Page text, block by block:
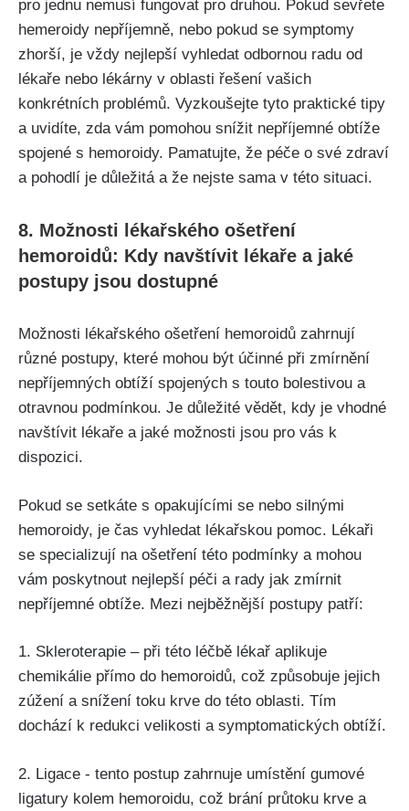
pro jednu nemusí fungovat pro druhou.⁣ Pokud sevřete
hemeroidy nepříjemně,‍ nebo pokud se ⁤symptomy ​
zhorší, ⁤je⁢ vždy nejlepší vyhledat odbornou radu od
lékaře nebo​ lékárny v oblasti řešení vašich
‌konkrétních⁢ problémů. Vyzkoušejte tyto praktické tipy
a uvidíte, zda vám⁢ pomohou snížit nepříjemné obtíže
spojené s hemoroidy. Pamatujte, že péče o své zdraví
a pohodlí je ‍důležitá a že⁣ nejste sama v​ této situaci.
8.⁤ Možnosti lékařského ošetření
hemoroidů: Kdy‌ navštívit lékaře a jaké
postupy jsou dostupné
Možnosti lékařského ošetření hemoroidů zahrnují
různé ‍postupy, které⁣ mohou být účinné při zmírnění
nepříjemných ⁤obtíží spojených ⁤s touto bolestivou ‌a
otravnou podmínkou. Je důležité vědět, kdy je vhodné⁣
navštívit lékaře a jaké⁣ možnosti jsou pro‌ vás​ k⁤
dispozici.
Pokud se setkáte s opakujícími se​ nebo silnými
hemoroidy,‌ je čas vyhledat lékařskou pomoc. Lékaři⁣
se specializují na ošetření této podmínky a mohou
vám poskytnout nejlepší⁢ péči a ‌rady jak zmírnit
nepříjemné obtíže. Mezi nejběžnější‍ postupy ⁣patří:
1. Skleroterapie – ⁤při této léčbě lékař​ aplikuje
‌chemikálie přímo do hemoroidů,​ což způsobuje‌ jejich
zúžení ‍a​ snížení toku krve do této oblasti. Tím
dochází ⁤k ⁢redukci ⁣velikosti⁤ a symptomatických obtíží.
2. Ligace ‌- tento⁢ postup zahrnuje umístění gumové
ligatury kolem hemoroidu, což brání⁣ průtoku krve a